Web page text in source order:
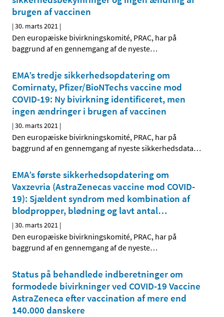
brugen af vaccinen
|30. marts 2021 |
Den europæiske bivirkningskomité, PRAC, har på
baggrund af en gennemgang af de nyeste…
EMA’s tredje sikkerhedsopdatering om
Comirnaty, Pfizer/BioNTechs vaccine mod
COVID-19: Ny bivirkning identificeret, men
ingen ændringer i brugen af vaccinen
|30. marts 2021 |
Den europæiske bivirkningskomité, PRAC, har på
baggrund af en gennemgang af nyeste sikkerhedsdata…
EMA’s første sikkerhedsopdatering om
Vaxzevria (AstraZenecas vaccine mod COVID-
19): Sjældent syndrom med kombination af
blodpropper, blødning og lavt antal…
|30. marts 2021 |
Den europæiske bivirkningskomité, PRAC, har på
baggrund af en gennemgang af de nyeste…
Status på behandlede indberetninger om
formodede bivirkninger ved COVID-19 Vaccine
AstraZeneca efter vaccination af mere end
140.000 danskere